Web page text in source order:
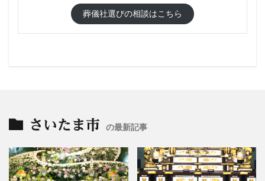
葬儀社選びの相談はこちら
さいたま市 の最新記事